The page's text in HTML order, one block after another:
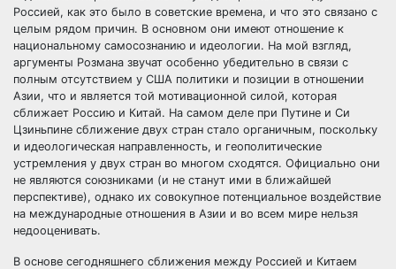
Россией, как это было в советские времена, и что это связано с
целым рядом причин. В основном они имеют отношение к
национальному самосознанию и идеологии. На мой взгляд,
аргументы Розмана звучат особенно убедительно в связи с
полным отсутствием у США политики и позиции в отношении
Азии, что и является той мотивационной силой, которая
сближает Россию и Китай. На самом деле при Путине и Си
Цзиньпине сближение двух стран стало органичным, поскольку
и идеологическая направленность, и геополитические
устремления у двух стран во многом сходятся. Официально они
не являются союзниками (и не станут ими в ближайшей
перспективе), однако их совокупное потенциальное воздействие
на международные отношения в Азии и во всем мире нельзя
недооценивать.
В основе сегодняшнего сближения между Россией и Китаем